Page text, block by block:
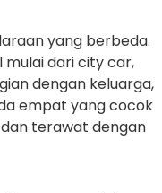
yang berbeda.
dari city car,
dengan keluarga,
empat yang cocok
terawat dengan